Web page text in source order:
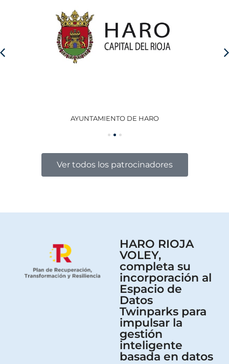
AYUNTAMIENTO DE HARO
Ver todos los patrocinadores
HARO RIOJA
VOLEY,
completa su
incorporación al
Espacio de
Datos
Twinparks para
impulsar la
gestión
inteligente
basada en datos